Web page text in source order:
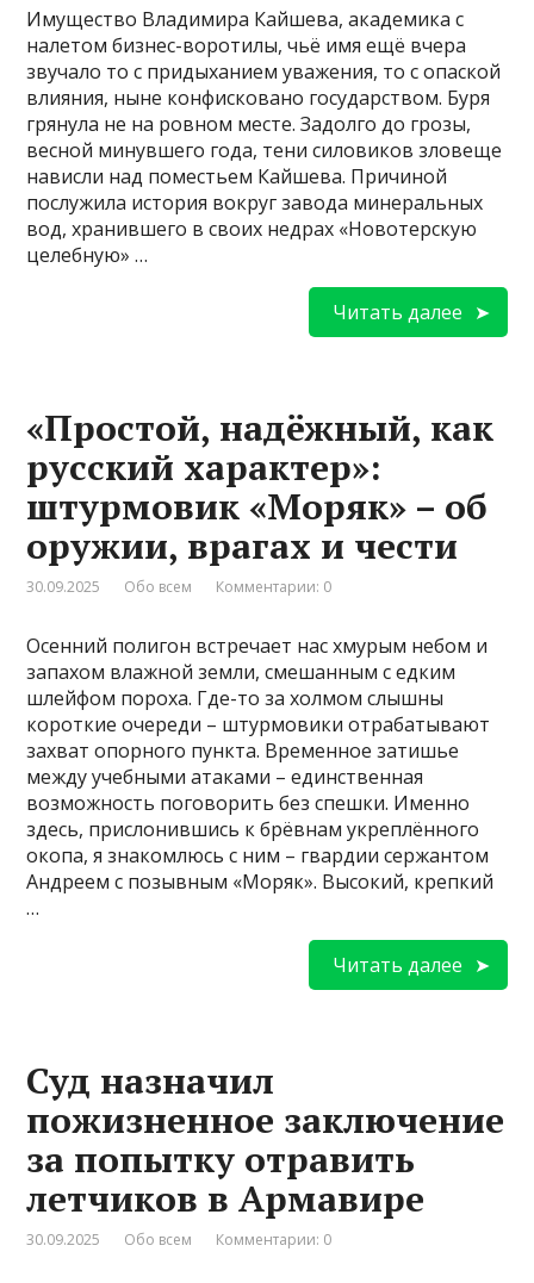
Имущество Владимира Кайшева, академика с
налетом бизнес-воротилы, чьё имя ещё вчера
звучало то с придыханием уважения, то с опаской
влияния, ныне конфисковано государством. Буря
грянула не на ровном месте. Задолго до грозы,
весной минувшего года, тени силовиков зловеще
нависли над поместьем Кайшева. Причиной
послужила история вокруг завода минеральных
вод, хранившего в своих недрах «Новотерскую
целебную» …
Читать далее
«Простой, надёжный, как
русский характер»:
штурмовик «Моряк» – об
оружии, врагах и чести
30.09.2025 Обо всем Комментарии: 0
Осенний полигон встречает нас хмурым небом и
запахом влажной земли, смешанным с едким
шлейфом пороха. Где-то за холмом слышны
короткие очереди – штурмовики отрабатывают
захват опорного пункта. Временное затишье
между учебными атаками – единственная
возможность поговорить без спешки. Именно
здесь, прислонившись к брёвнам укреплённого
окопа, я знакомлюсь с ним – гвардии сержантом
Андреем с позывным «Моряк». Высокий, крепкий
…
Читать далее
Суд назначил
пожизненное заключение
за попытку отравить
летчиков в Армавире
30.09.2025 Обо всем Комментарии: 0